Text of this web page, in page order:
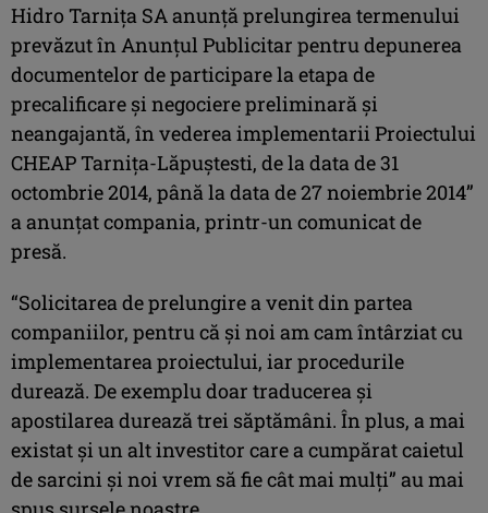
Hidro Tarniţa SA anunţă prelungirea termenului
prevăzut în Anunţul Publicitar pentru depunerea
documentelor de participare la etapa de
precalificare şi negociere preliminară şi
neangajantă, în vederea implementarii Proiectului
CHEAP Tarniţa-Lăpuştesti, de la data de 31
octombrie 2014, până la data de 27 noiembrie 2014”
a anunţat compania, printr-un comunicat de
presă.
“Solicitarea de prelungire a venit din partea
companiilor, pentru că şi noi am cam întârziat cu
implementarea proiectului, iar procedurile
durează. De exemplu doar traducerea şi
apostilarea durează trei săptămâni. În plus, a mai
existat şi un alt investitor care a cumpărat caietul
de sarcini şi noi vrem să fie cât mai mulţi” au mai